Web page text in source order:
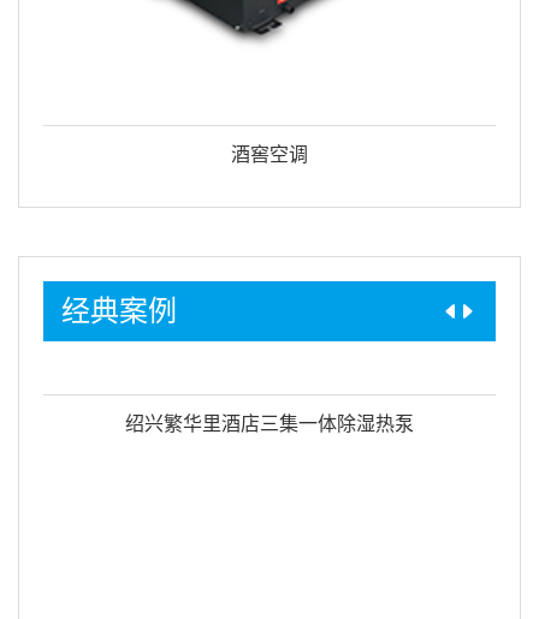
酒窖空调
经典案例
绍兴繁华里酒店三集一体除湿热泵